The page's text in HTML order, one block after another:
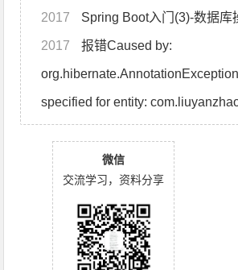
2017 Spring Boot入门(3)-数据库
2017 报错Caused by:
specified for entity:
微信
交流学习，资料分享